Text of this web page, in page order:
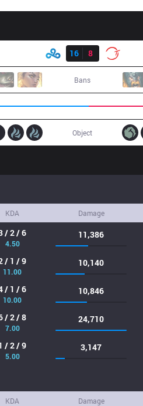
16
8
Bans
Object
KDA Damage
/ 2 / 6
4.50
11,386
/ 1 / 9
11.00
10,140
/ 1 / 6
10.00
10,846
/ 2 / 8
7.00
24,710
/ 2 / 9
5.00
3,147
KDA Damage